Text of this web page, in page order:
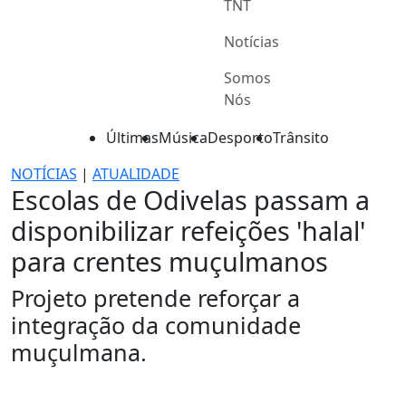
TNT
Notícias
Somos
Nós
ÚltimasMúsicaDesportoTrânsito
NOTÍCIAS | ATUALIDADE
Escolas de Odivelas passam a
disponibilizar refeições 'halal'
para crentes muçulmanos
Projeto pretende reforçar a
integração da comunidade
muçulmana.